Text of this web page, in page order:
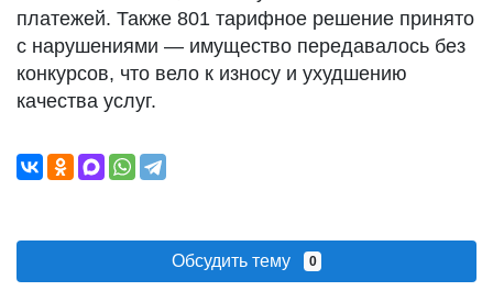
платежей. Также 801 тарифное решение принято
с нарушениями — имущество передавалось без
конкурсов, что вело к износу и ухудшению
качества услуг.
Обсудить тему 0